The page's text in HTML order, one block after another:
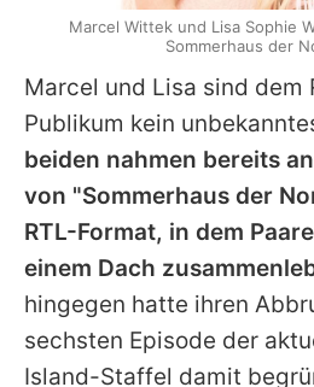
Marcel und Lisa sind dem
Publikum kein
beiden nahmen bereits
von "Sommerhaus der
RTL-Format, in dem
einem Dach
hingegen hatte ihren
sechsten Episode der
Island-Staffel damit
Marcel Wittek und Lisa Sophie
Sommerhaus der